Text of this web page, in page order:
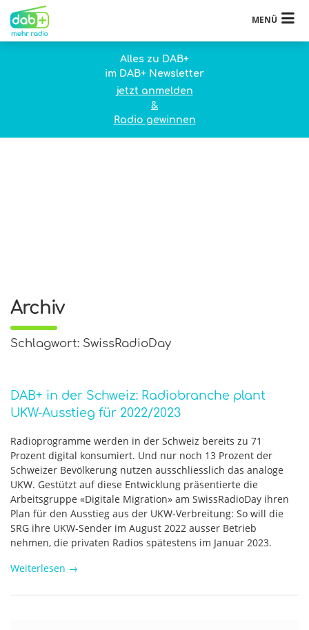
MENÜ
Alles zu DAB+
im DAB+ Newsletter
jetzt anmelden
&
Radio gewinnen
Archiv
Schlagwort: SwissRadioDay
DAB+ in der Schweiz: Radiobranche plant
UKW-Ausstieg für 2022/2023
Radioprogramme werden in der Schweiz bereits zu 71
Prozent digital konsumiert. Und nur noch 13 Prozent der
Schweizer Bevölkerung nutzen ausschliesslich das analoge
UKW. Gestützt auf diese Entwicklung präsentierte die
Arbeitsgruppe «Digitale Migration» am SwissRadioDay ihren
Plan für den Ausstieg aus der UKW-Verbreitung: So will die
SRG ihre UKW-Sender im August 2022 ausser Betrieb
nehmen, die privaten Radios spätestens im Januar 2023.
Weiterlesen →